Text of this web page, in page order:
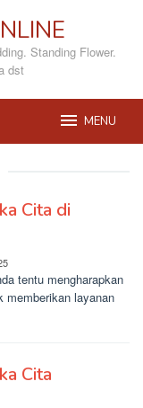
Standing Flower.
dst
MENU
Cita di
tentu mengharapkan
memberikan layanan
Cita